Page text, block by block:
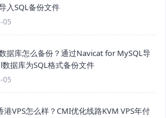
入SQL备份文件
05
据库怎么备份？通过Navicat for MySQL导
据库为SQL格式备份文件
05
港VPS怎么样？CMI优化线路KVM VPS年付